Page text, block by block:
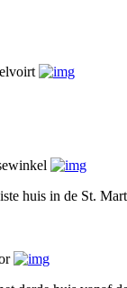
huis in de St.